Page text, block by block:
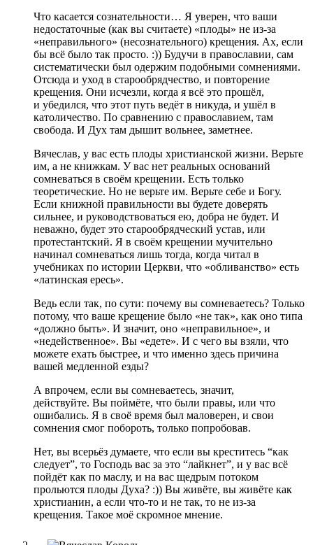
Что касается сознательности… Я уверен, что ваши
недостаточные (как вы считаете) «плоды» не из-за
«неправильного» (несознательного) крещения. Ах, если
бы всё было так просто. :)) Будучи в православии, сам
систематически был одержим подобными сомнениями.
Отсюда и уход в старообрядчество, и повторение
крещения. Они исчезли, когда я всё это прошёл,
и убедился, что этот путь ведёт в никуда, и ушёл в
католичество. По сравнению с православием, там
свобода. И Дух там дышит вольнее, заметнее.
Вячеслав, у вас есть плоды христианской жизни. Верьте
им, а не книжкам. У вас нет реальных оснований
сомневаться в своём крещении. Есть только
теоретические. Но не верьте им. Верьте себе и Богу.
Если книжной правильности вы будете доверять
сильнее, и руководствоваться ею, добра не будет. И
неважно, будет это старообрядческий устав, или
протестантский. Я в своём крещении мучительно
начинал сомневаться лишь тогда, когда читал в
учебниках по истории Церкви, что «обливанство» есть
«латинская ересь».
Ведь если так, по сути: почему вы сомневаетесь? Только
потому, что ваше крещение было «не так», как оно типа
«должно быть». И значит, оно «неправильное», и
«недейственное». Вы «едете». И с чего вы взяли, что
можете ехать быстрее, и что именно здесь причина
вашей медленной езды?
А впрочем, если вы сомневаетесь, значит,
действуйте. Вы поймёте, что были правы, или что
ошибались. Я в своё время был маловерен, и свои
сомнения смог побороть, только попробовав.
Нет, вы всерьёз думаете, что если вы креститесь “как
следует”, то Господь вас за это “лайкнет”, и у вас всё
пойдёт как по маслу, и на вас щедрым потоком
прольются плоды Духа? :)) Вы живёте, вы живёте как
христианин, а если что-то и не так, то не из-за
крещения. Такое моё скромное мнение.